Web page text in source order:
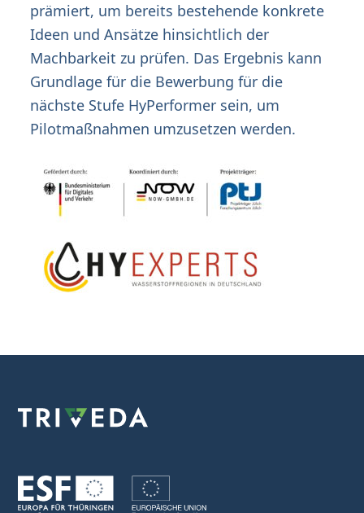
prämiert, um bereits bestehende konkrete
Ideen und Ansätze hinsichtlich der
Machbarkeit zu prüfen. Das Ergebnis kann
Grundlage für die Bewerbung für die
nächste Stufe HyPerformer sein, um
Pilotmaßnahmen umzusetzen werden.